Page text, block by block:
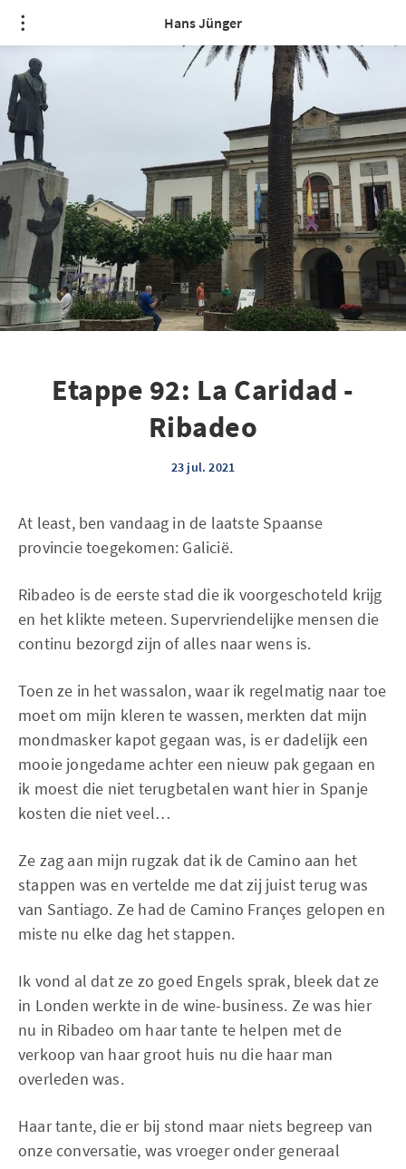
Hans Jünger
Etappe 92: La Caridad -
Ribadeo
23 jul. 2021
At least, ben vandaag in de laatste Spaanse
provincie toegekomen: Galicië.
Ribadeo is de eerste stad die ik voorgeschoteld krijg
en het klikte meteen. Supervriendelijke mensen die
continu bezorgd zijn of alles naar wens is.
Toen ze in het wassalon, waar ik regelmatig naar toe
moet om mijn kleren te wassen, merkten dat mijn
mondmasker kapot gegaan was, is er dadelijk een
mooie jongedame achter een nieuw pak gegaan en
ik moest die niet terugbetalen want hier in Spanje
kosten die niet veel…
Ze zag aan mijn rugzak dat ik de Camino aan het
stappen was en vertelde me dat zij juist terug was
van Santiago. Ze had de Camino Françes gelopen en
miste nu elke dag het stappen.
Ik vond al dat ze zo goed Engels sprak, bleek dat ze
in Londen werkte in de wine-business. Ze was hier
nu in Ribadeo om haar tante te helpen met de
verkoop van haar groot huis nu die haar man
overleden was.
Haar tante, die er bij stond maar niets begreep van
onze conversatie, was vroeger onder generaal